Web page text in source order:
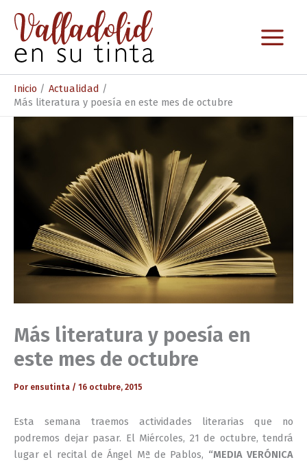
contenido
Inicio
Actualidad
Más literatura y poesía en este mes de octubre
Más literatura y poesía en
este mes de octubre
Por ensutinta / 16 octubre, 2015
Esta semana traemos actividades literarias que no
podremos dejar pasar. El Miércoles, 21 de octubre, tendrá
lugar el recital de Ángel Mª de Pablos, “MEDIA VERÓNICA